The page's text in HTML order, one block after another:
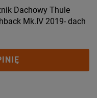
Dachowy Thule
Mk.IV 2019- dach